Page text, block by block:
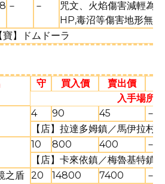
－ －
咒文、火焰傷害減輕為
HP,毒沼等傷害地形無效
寶】ドムドーラ
守 買入價 賣出價
入手場所
4 90 45
－
【店】拉達多姆鎮／馬伊拉村
10 800 400
－
【店】卡來依鎮／梅魯基特
之盾 20 14800 7400
－